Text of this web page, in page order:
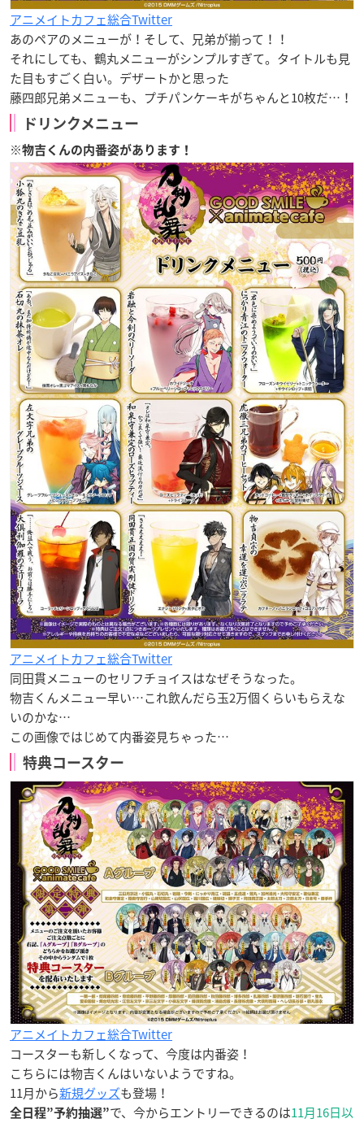
アニメイトカフェ総合Twitter
あのペアのメニューが！そして、兄弟が揃って！！
それにしても、鶴丸メニューがシンプルすぎて。タイトルも見
た目もすごく白い。デザートかと思った
藤四郎兄弟メニューも、プチパンケーキがちゃんと10枚だ…！
ドリンクメニュー
※物吉くんの内番姿があります！
アニメイトカフェ総合Twitter
同田貫メニューのセリフチョイスはなぜそうなった。
物吉くんメニュー早い…これ飲んだら玉2万個くらいもらえな
いのかな…
この画像ではじめて内番姿見ちゃった…
特典コースター
アニメイトカフェ総合Twitter
コースターも新しくなって、今度は内番姿！
こちらには物吉くんはいないようですね。
11月から新規グッズも登場！
全日程”予約抽選”で、今からエントリーできるのは11月16日以